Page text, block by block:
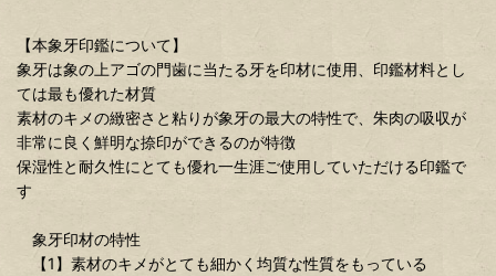
【本象牙印鑑について】
象牙は象の上アゴの門歯に当たる牙を印材に使用、印鑑材料とし
ては最も優れた材質
素材のキメの緻密さと粘りが象牙の最大の特性で、朱肉の吸収が
非常に良く鮮明な捺印ができるのが特徴
保湿性と耐久性にとても優れ一生涯ご使用していただける印鑑で
す
象牙印材の特性
【1】素材のキメがとても細かく均質な性質をもっている